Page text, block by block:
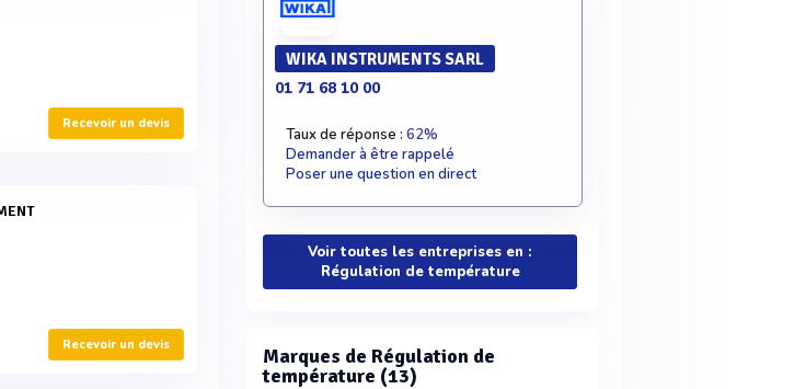
Recevoir un devis
Recevoir un devis
WIKA INSTRUMENTS SARL
01 71 68 10 00
Taux de réponse : 62%
Demander à être rappelé
Poser une question en direct
Voir toutes les entreprises en :
Régulation de température
Marques de Régulation de
température (13)